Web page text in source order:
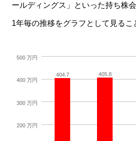
ールディングス」といった持ち株会
1年毎の推移をグラフとして見るこ
404.7 405.8
200 万円
300 万円
400 万円
500 万円